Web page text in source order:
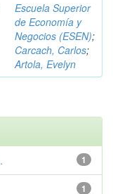
Escuela Superior
de Economía y
Negocios (ESEN);
Carcach, Carlos;
Artola, Evelyn
1
1